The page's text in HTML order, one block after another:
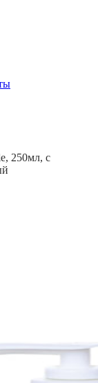
250мл, с